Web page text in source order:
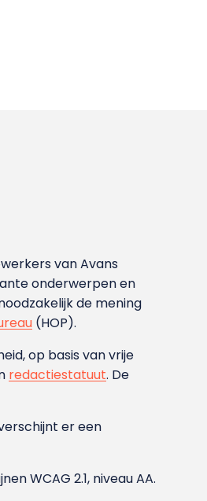
van Avans
onderwerpen en
de mening
(HOP).
op basis van vrije
redactiestatuut. De
er een
WCAG 2.1, niveau AA.